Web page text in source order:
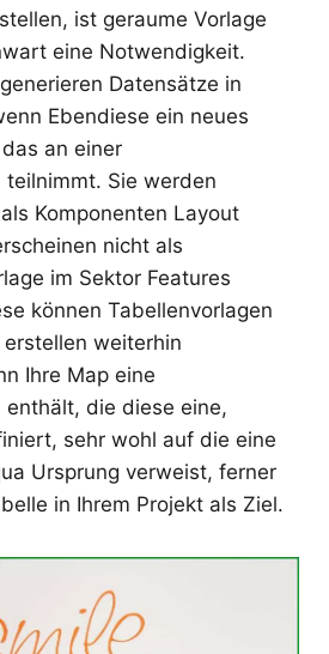
ist geraume Vorlage
eine Notwendigkeit.
Datensätze in
Ebendiese ein neues
an einer
teilnimmt. Sie werden
Komponenten Layout
nicht als
im Sektor Features
können Tabellenvorlagen
weiterhin
Ihre Map eine
enthält, die diese eine,
sehr wohl auf die eine
Ursprung verweist, ferner
in Ihrem Projekt als Ziel.